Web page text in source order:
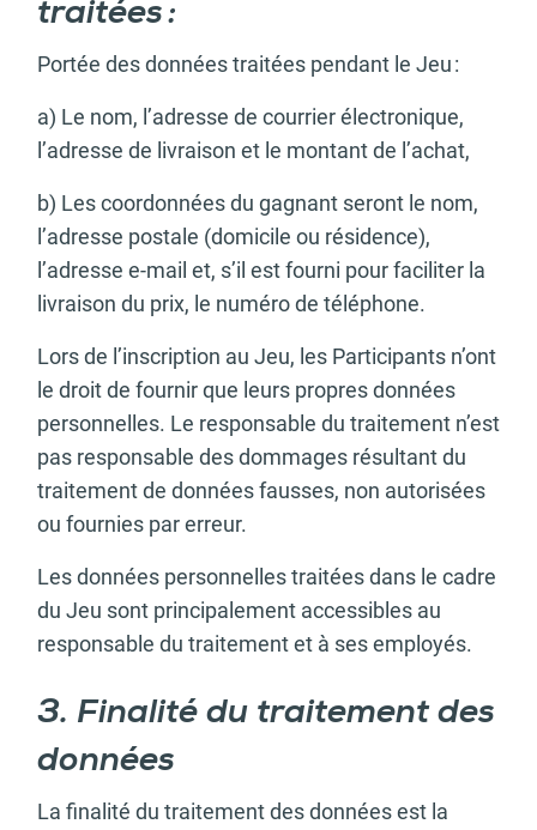
traitées :
Portée des données traitées pendant le Jeu :
a) Le nom, l’adresse de courrier électronique,
l’adresse de livraison et le montant de l’achat,
b) Les coordonnées du gagnant seront le nom,
l’adresse postale (domicile ou résidence),
l’adresse e-mail et, s’il est fourni pour faciliter la
livraison du prix, le numéro de téléphone.
Lors de l’inscription au Jeu, les Participants n’ont
le droit de fournir que leurs propres données
personnelles. Le responsable du traitement n’est
pas responsable des dommages résultant du
traitement de données fausses, non autorisées
ou fournies par erreur.
Les données personnelles traitées dans le cadre
du Jeu sont principalement accessibles au
responsable du traitement et à ses employés.
3. Finalité du traitement des
données
La finalité du traitement des données est la